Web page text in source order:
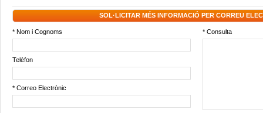
SOL·LICITAR MÉS INFORMACIÓ PER CORREU
* Nom i Cognoms * Consulta
Telèfon
* Correo Electrònic